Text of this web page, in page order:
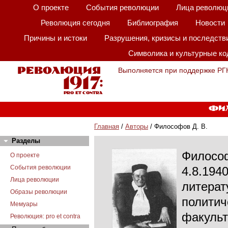
О проекте События революции
Лица
Революция сегодня
Библиография
Новости
Причины и истоки
Разрушения, кризисы и
Символика и культурные
Выполняется при поддержке
Главная / Авторы / Философов Д. В.
Разделы
О проекте
События революции
Лица революции
Образы революции
Мемуары
Революция: pro et contra